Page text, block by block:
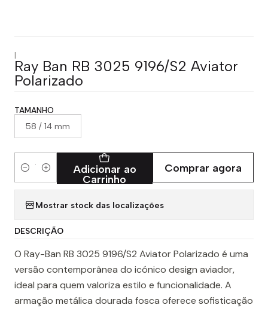
|
Ray Ban RB 3025 9196/S2 Aviator
Polarizado
TAMANHO
58 / 14 mm
Quantidade
Adicionar ao
Carrinho
Comprar agora
Mostrar stock das localizações
DESCRIÇÃO
O Ray-Ban RB 3025 9196/S2 Aviator Polarizado é uma
versão contemporânea do icónico design aviador,
ideal para quem valoriza estilo e funcionalidade. A
armação metálica dourada fosca oferece sofisticação